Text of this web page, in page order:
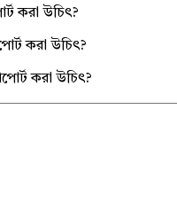
করা উচিৎ?
করা উচিৎ?
করা উচিৎ?